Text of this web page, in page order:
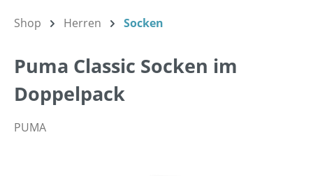
Shop Herren Socken
Puma Classic Socken im
Doppelpack
PUMA